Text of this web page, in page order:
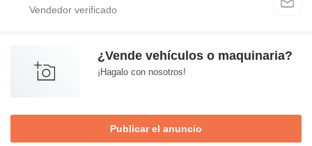
¿Vende vehículos o maquinaria?
¡Hagalo con nosotros!
Publicar el anuncio